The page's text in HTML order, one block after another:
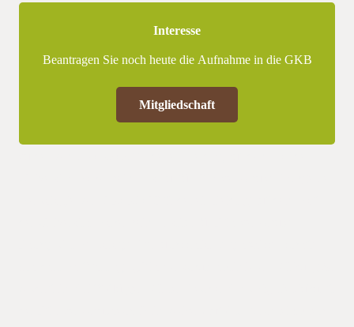
Interesse
Beantragen Sie noch heute die Aufnahme in die GKB
Mitgliedschaft